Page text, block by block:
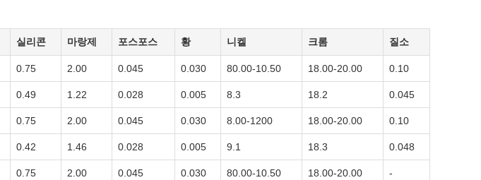
실리콘 마랑제 포스포스 황 니켈 크롬 질소
0.75 2.00 0.045 0.030 80.00-10.50 18.00-20.00 0.10
0.49 1.22 0.028 0.005 8.3 18.2 0.045
0.75 2.00 0.045 0.030 8.00-1200 18.00-20.00 0.10
0.42 1.46 0.028 0.005 9.1 18.3 0.048
0.75 2.00 0.045 0.030 80.00-10.50 18.00-20.00 -